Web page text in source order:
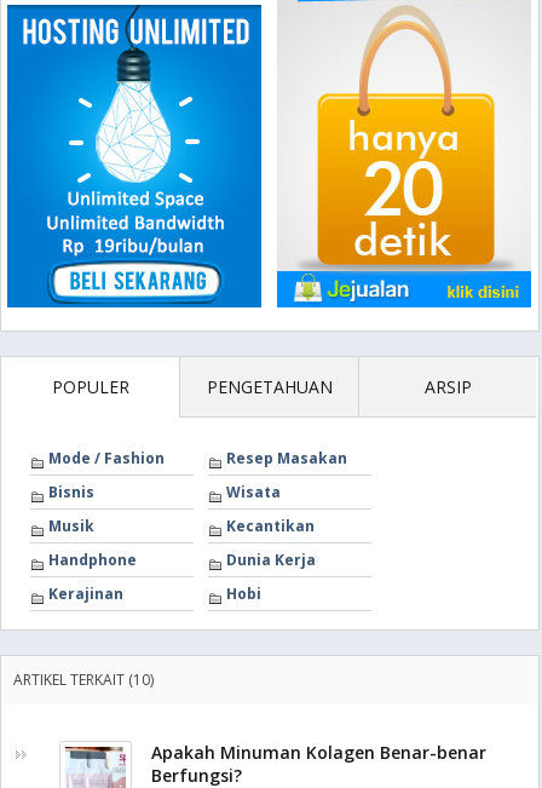
POPULER PENGETAHUAN ARSIP
Mode / Fashion
Resep Masakan
Bisnis
Wisata
Musik
Kecantikan
Handphone
Dunia Kerja
Kerajinan
Hobi
ARTIKEL TERKAIT (10)
Apakah Minuman Kolagen Benar-benar
Berfungsi?